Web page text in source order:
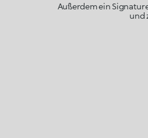
Außerdem ein
und